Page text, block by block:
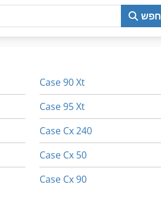
חפש
Case 90 Xt
Case 95 Xt
Case Cx 240
Case Cx 50
Case Cx 90